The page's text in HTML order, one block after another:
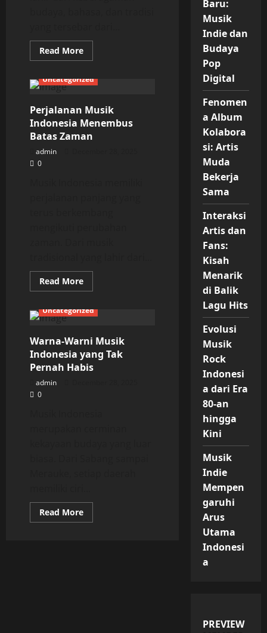
Read MoreRead
more
Indonesia
Uncategorized
Perjalanan Musik
Indonesia Menembus
Batas Zaman
admin
0
Read MoreRead
more
Musik
Batas
Zaman
Uncategorized
Warna-Warni Musik
Indonesia yang Tak
Pernah Habis
admin
0
Read MoreRead
more
Baru:
Musik
Indie dan
Budaya
Pop
Digital
Fenomen
a Album
Kolabora
si: Artis
Muda
Bekerja
Sama
Interaksi
Artis dan
Fans:
Kisah
Menarik
di Balik
Lagu Hits
Evolusi
Musik
Rock
Indonesi
a dari Era
80-an
hingga
Kini
Musik
Indie
Mempen
garuhi
Arus
Utama
Indonesi
a
PREVIEW